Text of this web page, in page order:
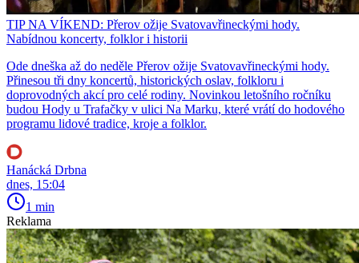
TIP NA VÍKEND: Přerov ožije Svatovavřineckými hody.
Nabídnou koncerty, folklor i historii
Ode dneška až do neděle Přerov ožije Svatovavřineckými hody.
Přinesou tři dny koncertů, historických oslav, folkloru i
doprovodných akcí pro celé rodiny. Novinkou letošního ročníku
budou Hody u Trafačky v ulici Na Marku, které vrátí do hodového
programu lidové tradice, kroje a folklor.
Hanácká Drbna
dnes, 15:04
1 min
Reklama